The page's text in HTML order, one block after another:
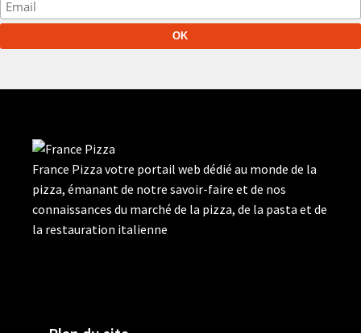
France Pizza votre portail web dédié au monde de la
pizza, émanant de notre savoir-faire et de nos
connaissances du marché de la pizza, de la pasta et de
la restauration italienne